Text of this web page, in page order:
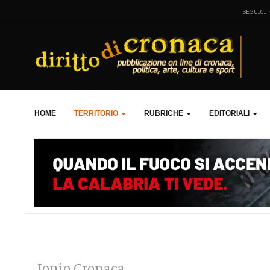
SEGUICI
HOME TERRITORIO RUBRICHE EDITORIALI